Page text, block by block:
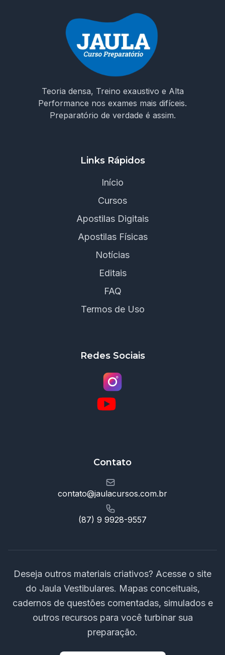
Teoria densa, Treino exaustivo e Alta
Performance nos exames mais difíceis.
Preparatório de verdade é assim.
Links Rápidos
Início
Cursos
Apostilas Digitais
Apostilas Físicas
Notícias
Editais
FAQ
Termos de Uso
Redes Sociais
Contato
contato@jaulacursos.com.br
(87) 9 9928-9557
Deseja outros materiais criativos? Acesse o site
do Jaula Vestibulares. Mapas conceituais,
cadernos de questões comentadas, simulados e
outros recursos para você turbinar sua
preparação.